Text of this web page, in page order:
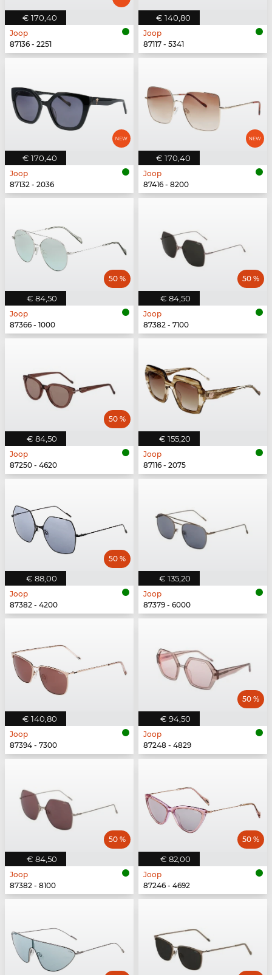
€ 170,40
Joop
87136 - 2251
€ 140,80
Joop
87117 - 5341
€ 170,40
Joop
87132 - 2036
€ 170,40
Joop
87416 - 8200
€ 84,50
50 %
Joop
87366 - 1000
€ 84,50
50 %
Joop
87382 - 7100
€ 84,50
50 %
Joop
87250 - 4620
€ 155,20
Joop
87116 - 2075
€ 88,00
50 %
Joop
87382 - 4200
€ 135,20
Joop
87379 - 6000
€ 140,80
Joop
87394 - 7300
€ 94,50
50 %
Joop
87248 - 4829
€ 84,50
50 %
Joop
87382 - 8100
€ 82,00
50 %
Joop
87246 - 4692